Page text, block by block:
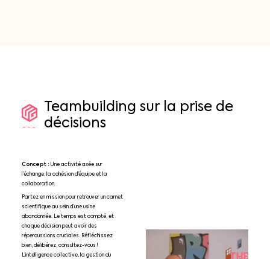
Teambuilding sur la prise de
décisions
Concept :Une activité axée sur
l’échange, la cohésion d’équipe et la
collaboration.
Partez en mission pour retrouver un carnet
scientifique au sein d’une usine
abandonnée. Le temps est compté, et
chaque décision peut avoir des
répercussions cruciales. Réfléchissez
bien, délibérez, consultez-vous !
L’intelligence collective, la gestion du